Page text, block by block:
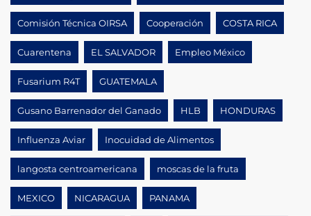
Comisión Técnica OIRSA Cooperación COSTA RICA
Cuarentena EL SALVADOR Empleo México
Fusarium R4T GUATEMALA
Gusano Barrenador del Ganado HLB HONDURAS
Influenza Aviar Inocuidad de Alimentos
langosta centroamericana moscas de la fruta
MEXICO NICARAGUA PANAMA